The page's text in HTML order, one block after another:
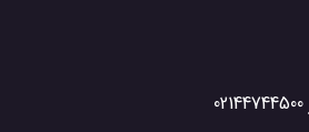
02144744500